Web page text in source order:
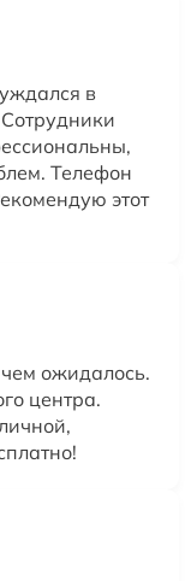
в
Телефон
этот
ожидалось.
центра.